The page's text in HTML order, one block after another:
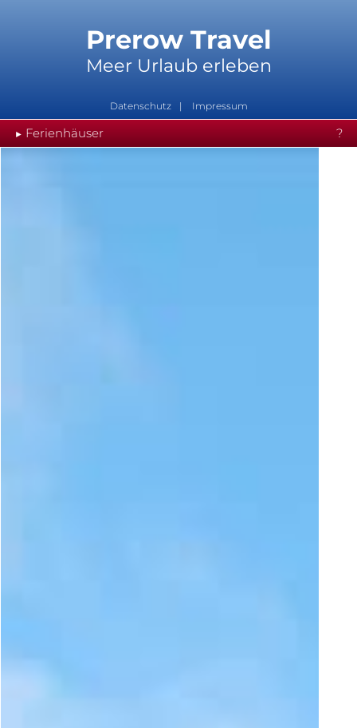
Prerow Travel
Meer Urlaub erleben
Datenschutz Impressum
?
Ferienhäuser